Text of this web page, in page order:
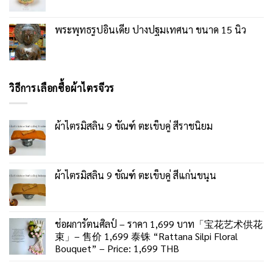
พระพุทธรูปอินเดีย ปางปฐมเทศนา ขนาด 15 นิ้ว
วิธีการเลือกซื้อผ้าไตรจีวร
ผ้าไตรมิสลิน 9 ขัณฑ์ ตะเข็บคู่ สีราชนิยม
ผ้าไตรมิสลิน 9 ขัณฑ์ ตะเข็บคู่ สีแก่นขนุน
ช่อผการัตนศิลป์ – ราคา 1,699 บาท「宝花艺术供花
束」– 售价 1,699 泰铢 “Rattana Silpi Floral
Bouquet” – Price: 1,699 THB